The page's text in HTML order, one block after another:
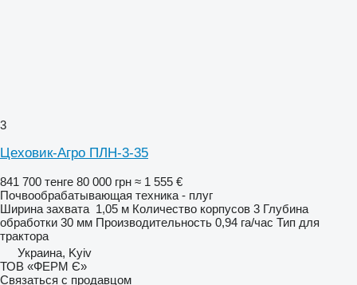
3
Цеховик-Агро ПЛН-3-35
841 700 тенге 80 000 грн ≈ 1 555 €
Почвообрабатывающая техника - плуг
Ширина захвата 1,05 м Количество корпусов 3 Глубина
обработки 30 мм Производительность 0,94 га/час Тип для
трактора
Украина, Kyiv
ТОВ «ФЕРМ Є»
Связаться с продавцом